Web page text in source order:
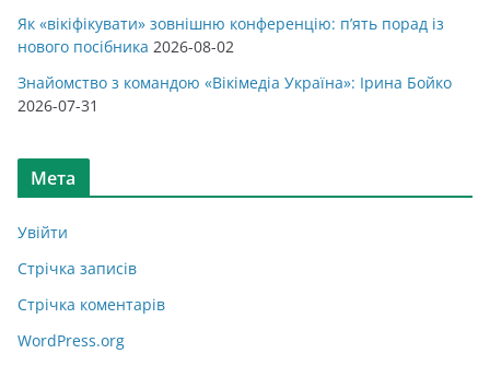
Як «вікіфікувати» зовнішню конференцію: п’ять порад із
нового посібника 2026-08-02
Знайомство з командою «Вікімедіа Україна»: Ірина Бойко
2026-07-31
Мета
Увійти
Стрічка записів
Стрічка коментарів
WordPress.org